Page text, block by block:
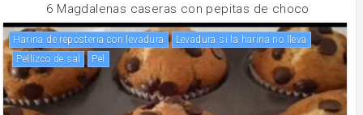
6 Magdalenas caseras con pepitas de choco
Harina de reposteria con levadura
Levadura si la harina no lleva
Pellizco de sal
Pel